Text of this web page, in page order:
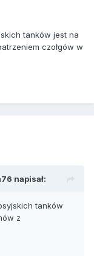
tanków jest na
czołgów w
napisał:
tanków
z